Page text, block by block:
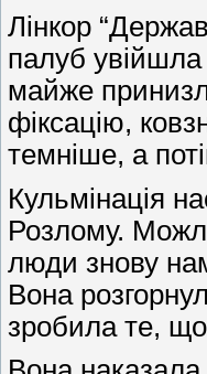
Лінкор
палуб увійшла
майже
фіксацію,
темніше, а
Кульмінація
Розлому.
люди знову
Вона
зробила те,